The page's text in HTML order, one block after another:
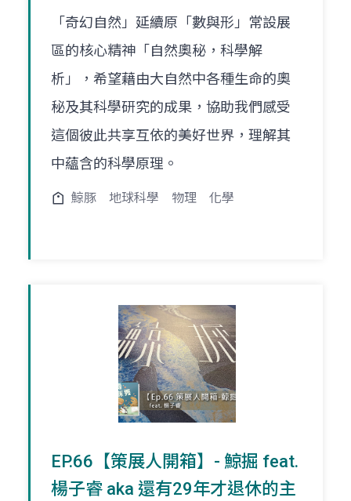
「奇幻自然」延續原「數與形」常設展
區的核心精神「自然奧秘，科學解
析」，希望藉由大自然中各種生命的奧
秘及其科學研究的成果，協助我們感受
這個彼此共享互依的美好世界，理解其
中蘊含的科學原理。
鯨豚 地球科學 物理 化學
EP.66【策展人開箱】- 鯨掘 feat.
楊子睿 aka 還有29年才退休的主